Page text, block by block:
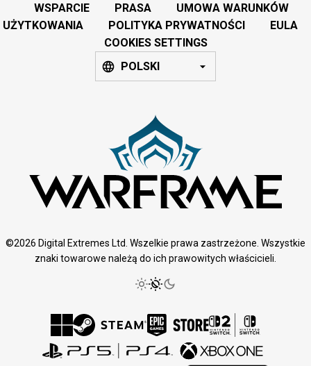
WSPARCIE PRASA
UMOWA WARUNKÓW
UŻYTKOWANIA
POLITYKA PRYWATNOŚCI
EULA
COOKIES SETTINGS
POLSKI
©2026 Digital Extremes Ltd. Wszelkie prawa zastrzeżone. Wszystkie
znaki towarowe należą do ich prawowitych właścicieli.